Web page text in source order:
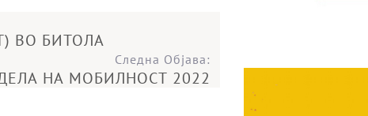
ВО БИТОЛА
Следна Објава:
НА МОБИЛНОСТ 2022